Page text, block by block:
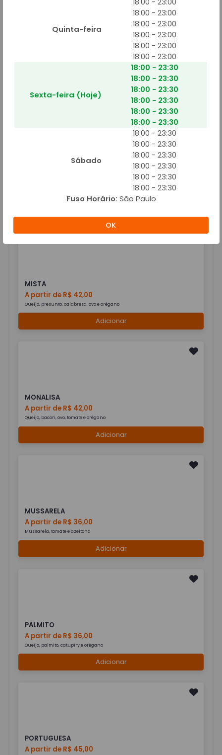
Queijo, calabresa ralada, cebola, alho torrado, tomate,ovo, pimenta
Adicionar
Queijo, calabresa ralada, cebola, alho torrado, tomate,ovo, e orégano
MISTA
A partir de R$ 42,00
Queijo, presunto, calabresa, ovo e orégano
Adicionar
MONALISA
A partir de R$ 42,00
Queijo, bacon, ovo, tomate e orégano
Adicionar
MUSSARELA
A partir de R$ 36,00
Mussarela, tomate e azeitona
Adicionar
PALMITO
A partir de R$ 36,00
Queijo, palmito, catupiry e orégano
Adicionar
PORTUGUESA
A partir de R$ 45,00
Quinta-feira
18:00 - 23:00
18:00 - 23:00
18:00 - 23:00
18:00 - 23:00
18:00 - 23:00
Sexta-feira (Hoje)
18:00 - 23:30
18:00 - 23:30
18:00 - 23:30
18:00 - 23:30
18:00 - 23:30
18:00 - 23:30
Sábado
18:00 - 23:30
18:00 - 23:30
18:00 - 23:30
18:00 - 23:30
18:00 - 23:30
18:00 - 23:30
Fuso Horário: São Paulo
OK